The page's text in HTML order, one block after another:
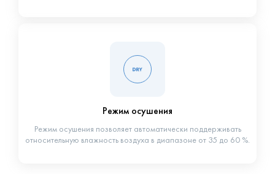
Режим осушения
Режим осушения позволяет автоматически поддерживать
относительную влажность воздуха в диапазоне от 35 до 60 %.